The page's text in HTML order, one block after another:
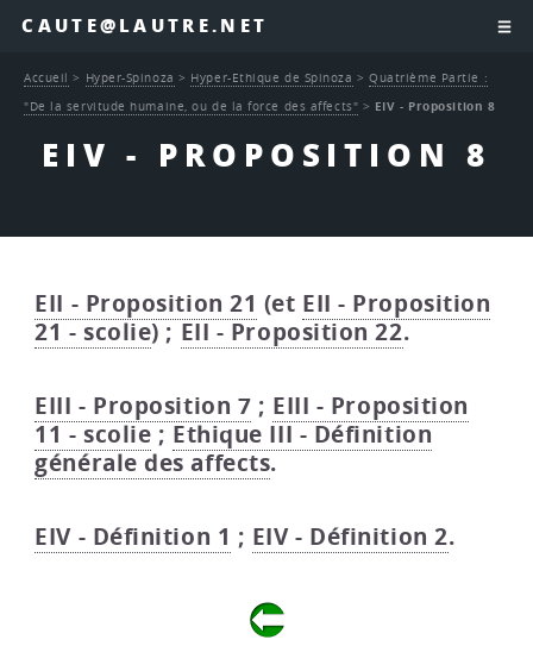
CAUTE@LAUTRE.NET
EIV - PROPOSITION 8
Accueil > Hyper-Spinoza > Hyper-Ethique de Spinoza >Quatrième Partie :
"De la servitude humaine, ou de la force des affects" > EIV - Proposition 8
EII - Proposition 21 (et EII - Proposition
21 - scolie) ; EII - Proposition 22.
EIII - Proposition 7 ; EIII - Proposition
11 - scolie ; Ethique III - Définition
générale des affects.
EIV - Définition 1 ; EIV - Définition 2.